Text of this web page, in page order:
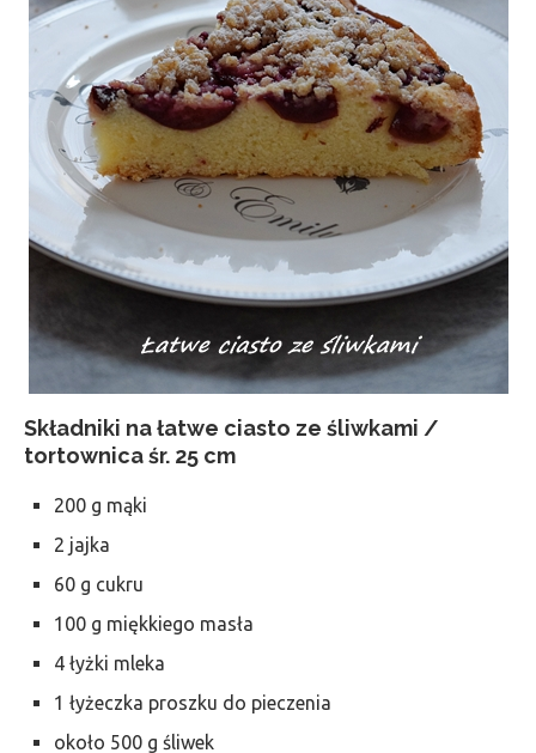
Składniki na łatwe ciasto ze śliwkami /
tortownica śr. 25 cm
200 g mąki
2 jajka
60 g cukru
100 g miękkiego masła
4 łyżki mleka
1 łyżeczka proszku do pieczenia
około 500 g śliwek